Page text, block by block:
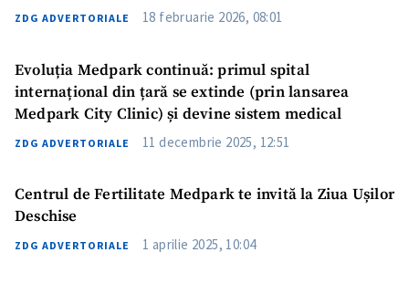
ZDG ADVERTORIALE 18 februarie 2026, 08:01
Evoluția Medpark continuă: primul spital
internațional din țară se extinde (prin lansarea
Medpark City Clinic) și devine sistem medical
ZDG ADVERTORIALE 11 decembrie 2025, 12:51
Centrul de Fertilitate Medpark te invită la Ziua Ușilor
Deschise
ZDG ADVERTORIALE 1 aprilie 2025, 10:04